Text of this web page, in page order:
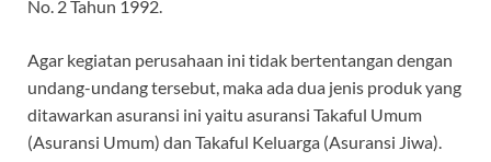
No. 2 Tahun 1992.
Agar kegiatan perusahaan ini tidak bertentangan dengan
undang-undang tersebut, maka ada dua jenis produk yang
ditawarkan asuransi ini yaitu asuransi Takaful Umum
(Asuransi Umum) dan Takaful Keluarga (Asuransi Jiwa).